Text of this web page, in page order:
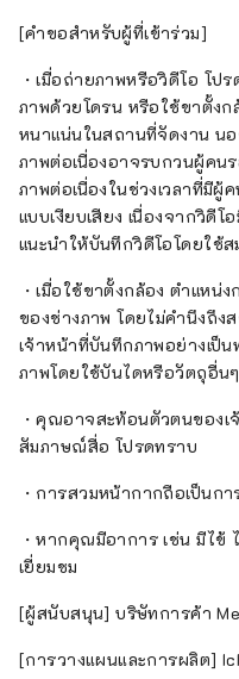
[คำขอสำหรับผู้ที่เข้าร่วม]
・เมื่อถ่ายภาพหรือวิดีโอ โป
ภาพด้วยโดรน หรือใช้ขาตั้งก
หนาแน่นในสถานที่จัดงาน น
ภาพต่อเนื่องอาจรบกวนผู้คน
ภาพต่อเนื่องในช่วงเวลาที่มี
แบบเงียบเสียง เนื่องจากวิดีโ
แนะนำให้บันทึกวิดีโอโดยใช้
・เมื่อใช้ขาตั้งกล้อง ตำแหน่
ของช่างภาพ โดยไม่คำนึงถึง
เจ้าหน้าที่บันทึกภาพอย่างเป็
ภาพโดยใช้บันไดหรือวัตถุอื่น
・คุณอาจสะท้อนตัวตนของเ
สัมภาษณ์สื่อ โปรดทราบ
・การสวมหน้ากากถือเป็นก
・หากคุณมีอาการ เช่น มีไข้
เยี่ยมชม
[ผู้สนับสนุน] บริษัทการค้า
[การวางแผนและการผลิต]